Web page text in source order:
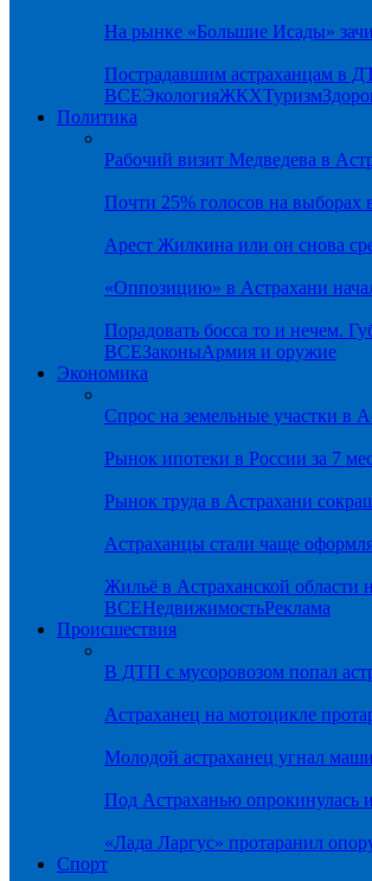
На рынке «Большие Исады»
Пострадавшим астраханцам в
ВСЕЭкологияЖКХТуризм
Политика
Рабочий визит Медведева в
Почти 25% голосов на
Арест Жилкина или он снова
«Оппозицию» в Астрахани
Порадовать босса то и нечем.
ВСЕЗаконыАрмия и оружие
Экономика
Спрос на земельные участки в
Рынок ипотеки в России за 7
Рынок труда в Астрахани
Астраханцы стали чаще
Жильё в Астраханской области
ВСЕНедвижимостьРеклама
Происшествия
В ДТП с мусоровозом попал
Астраханец на мотоцикле
Молодой астраханец угнал
Под Астраханью опрокинулась
«Лада Ларгус» протаранил
Спорт